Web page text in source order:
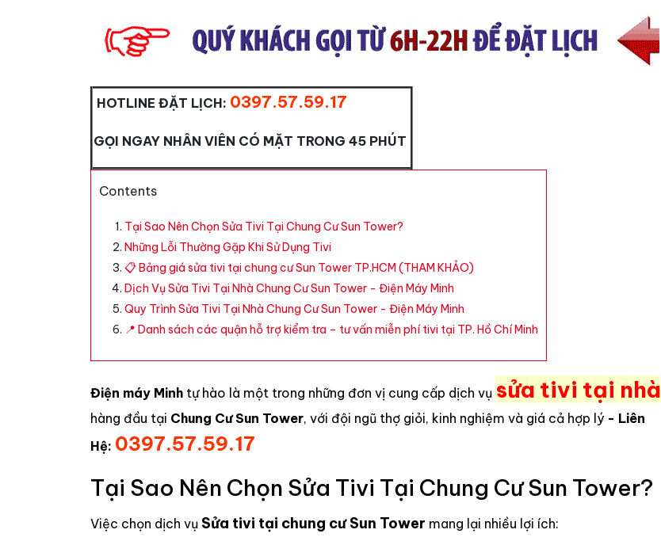
HOTLINE ĐẶT LỊCH: 0397.57.59.17
GỌI NGAY NHÂN VIÊN CÓ MẶT TRONG 45 PHÚT
Contents
Tại Sao Nên Chọn Sửa Tivi Tại Chung Cư Sun Tower?
Những Lỗi Thường Gặp Khi Sử Dụng Tivi
📋 Bảng giá sửa tivi tại chung cư Sun Tower TP.HCM (THAM KHẢO)
Dịch Vụ Sửa Tivi Tại Nhà Chung Cư Sun Tower - Điện Máy Minh
Quy Trình Sửa Tivi Tại Nhà Chung Cư Sun Tower - Điện Máy Minh
📍 Danh sách các quận hỗ trợ kiểm tra – tư vấn miễn phí tivi tại TP. Hồ Chí Minh
Điện máy Minh tự hào là một trong những đơn vị cung cấp dịch vụ sửa tivi tại nhà
hàng đầu tại Chung Cư Sun Tower, với đội ngũ thợ giỏi, kinh nghiệm và giá cả hợp lý - Liên
Hệ: 0397.57.59.17
Tại Sao Nên Chọn Sửa Tivi Tại Chung Cư Sun Tower?
Việc chọn dịch vụ Sửa tivi tại chung cư Sun Tower mang lại nhiều lợi ích: